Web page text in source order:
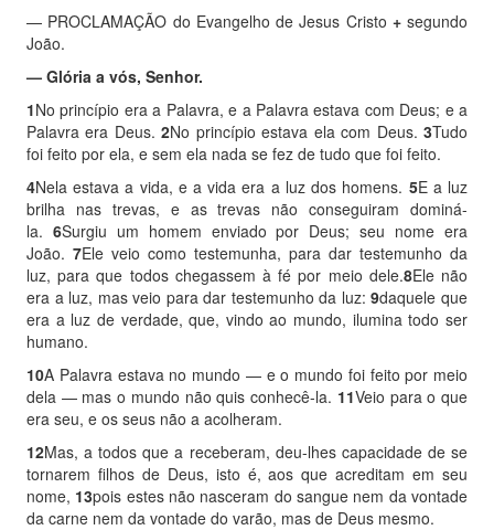
— PROCLAMAÇÃO do Evangelho de Jesus Cristo +segundo
João.
— Glória a vós, Senhor.
1No princípio era a Palavra, e a Palavra estava com Deus; e a
Palavra era Deus.2No princípio estava ela com Deus.3Tudo
foi feito por ela, e sem ela nada se fez de tudo que foi feito.
4Nela estava a vida, e a vida era a luz dos homens. 5E a luz
brilha nas trevas, e as trevas não conseguiram dominá-
la. 6Surgiu um homem enviado por Deus; seu nome era
João. 7Ele veio como testemunha, para dar testemunho da
luz, para que todos chegassem à fé por meio dele.8Ele não
era a luz, mas veio para dar testemunho da luz:9daquele que
era a luz de verdade, que, vindo ao mundo, ilumina todo ser
humano.
10A Palavra estava no mundo — e o mundo foi feito por meio
dela — mas o mundo não quis conhecê-la. 11Veio para o que
era seu, e os seus não a acolheram.
12Mas, a todos que a receberam, deu-lhes capacidade de se
tornarem filhos de Deus, isto é, aos que acreditam em seu
nome, 13pois estes não nasceram do sangue nem da vontade
da carne nem da vontade do varão, mas de Deus mesmo.